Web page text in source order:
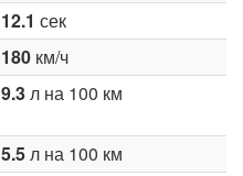
12.1 сек
180 км/ч
9.3л на 100 км
5.5л на 100 км